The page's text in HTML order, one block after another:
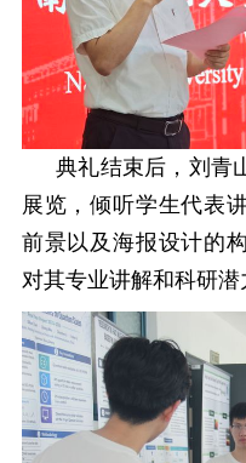
典礼结束后，刘青
展览，倾听学生代表
前景以及海报设计的
对其专业讲解和科研潜